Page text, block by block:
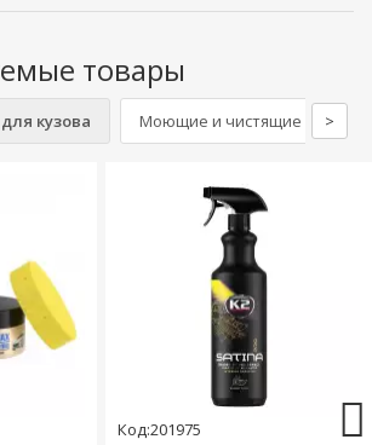
товары
кузова Моющие и чистящие >
Код:201975